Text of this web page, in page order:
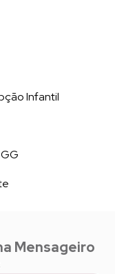
Infantil
Mensageiro